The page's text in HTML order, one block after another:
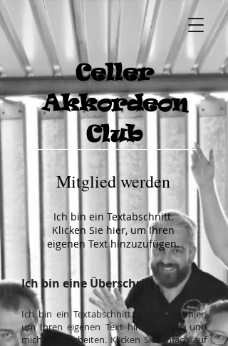
Celler
Akkordeon
Club
Mitglied werden
Ich bin ein Textabschnitt.
Klicken Sie hier, um Ihren
eigenen Text hinzuzufügen.
Ich bin eine Überschrift
Ich bin ein Textabschnitt. Klicken Sie hier,
um Ihren eigenen Text hinzuzufügen und
mich zu bearbeiten. Klicken Sie einfach auf